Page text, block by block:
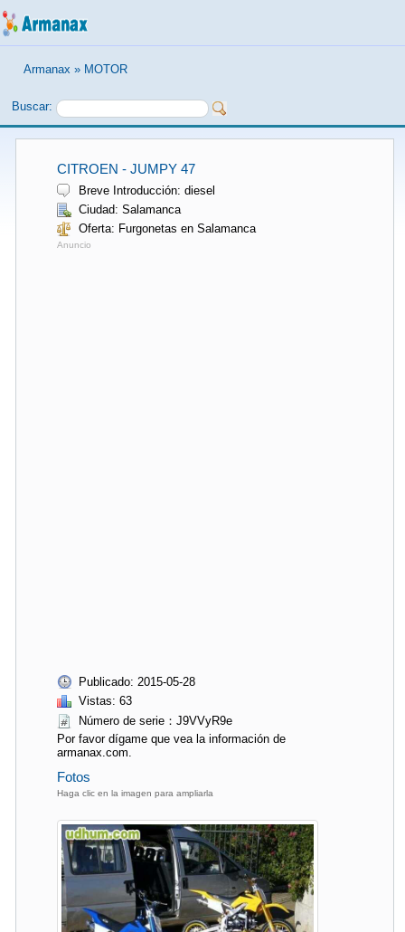
Armanax » MOTOR
Buscar:
CITROEN - JUMPY 47
Breve Introducción: diesel
Ciudad: Salamanca
Oferta: Furgonetas en Salamanca
Anuncio
Publicado: 2015-05-28
Vistas: 63
Número de serie：J9VVyR9e
Por favor dígame que vea la información de
armanax.com.
Fotos
Haga clic en la imagen para ampliarla